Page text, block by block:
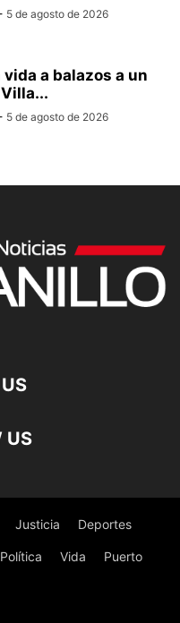
5 de agosto de 2026
a balazos a un
5 de agosto de 2026
US
Justicia Deportes
Política Vida Puerto